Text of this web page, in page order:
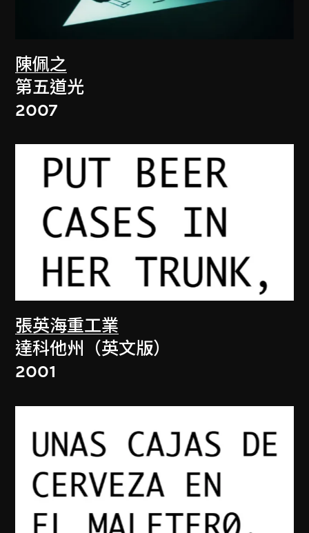
陳佩之
第五道光
2007
張英海重工業
達科他州（英文版）
2001